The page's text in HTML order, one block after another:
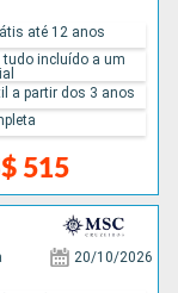
515
até 12 anos
tudo incluído a um
a partir dos 3 anos
20/10/2026